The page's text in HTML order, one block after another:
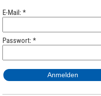
E-Mail: *
Passwort: *
Anmelden